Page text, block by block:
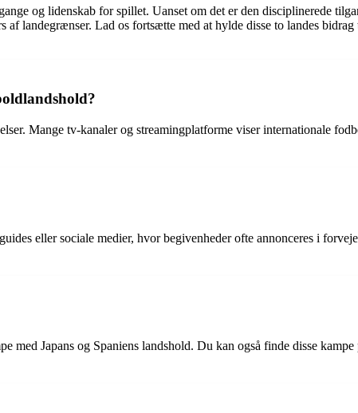
og lidenskab for spillet. Uanset om det er den disciplinerede
landegrænser. Lad os fortsætte med at hylde disse to landes
Mange tv-kanaler og streamingplatforme viser internationale
eller sociale medier, hvor begivenheder ofte annonceres i
Japans og Spaniens landshold. Du kan også finde disse